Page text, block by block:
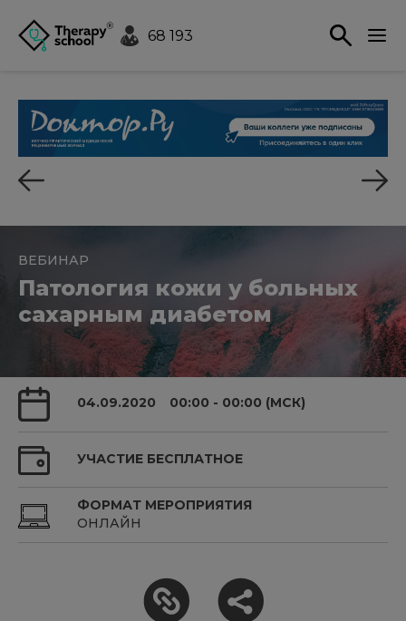
68 193
ВЕБИНАР
Патология кожи у больных
сахарным диабетом
04.09.2020 00:00 - 00:00 (МСК)
УЧАСТИЕ БЕСПЛАТНОЕ
ФОРМАТ МЕРОПРИЯТИЯ
ОНЛАЙН